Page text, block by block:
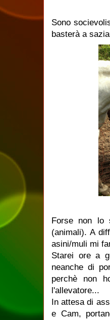
Sono
basterà a
Forse non lo
(animali). A
asini/muli mi
Starei ore a
neanche di
perchè non
l'allevatore...
In attesa di
e Cam,